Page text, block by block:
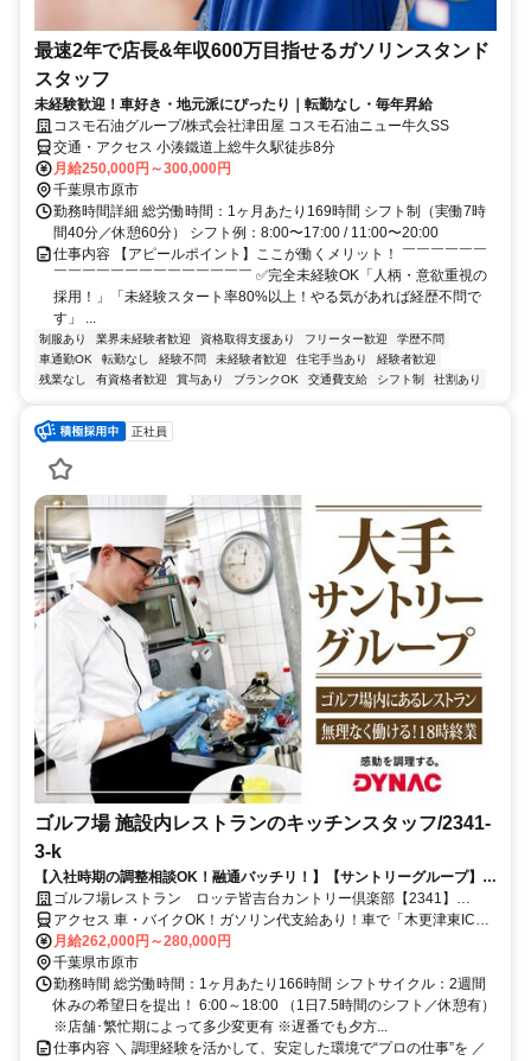
最速2年で店長&年収600万目指せるガソリンスタンド
スタッフ
未経験歓迎！車好き・地元派にぴったり｜転勤なし・毎年昇給
コスモ石油グループ/株式会社津田屋 コスモ石油ニュー牛久SS
交通・アクセス 小湊鐵道上総牛久駅徒歩8分
月給250,000円～300,000円
千葉県市原市
勤務時間詳細 総労働時間：1ヶ月あたり169時間 シフト制（実働7時
間40分／休憩60分） シフト例：8:00〜17:00 / 11:00〜20:00
仕事内容 【アピールポイント】ここが働くメリット！ ￣￣￣￣￣￣
￣￣￣￣￣￣￣￣￣￣￣￣￣￣ ✅完全未経験OK「人柄・意欲重視の
採用！」「未経験スタート率80%以上！やる気があれば経歴不問で
す」 ...
制服あり 業界未経験者歓迎 資格取得支援あり フリーター歓迎
学歴不問
車通勤OK
転勤なし 経験不問 未経験者歓迎 住宅手当あり
経験者歓迎
残業なし
有資格者歓迎 賞与あり ブランクOK 交通費支給 シフト制 社割あり
正社員
ゴルフ場 施設内レストランのキッチンスタッフ/2341-
3-k
【入社時期の調整相談OK！融通バッチリ！】【サントリーグループ】キ
ッチン経験を“仕事”に変える。料理に集中できる環境で安定したキャリ
アを築く◎
ゴルフ場レストラン ロッテ皆吉台カントリー倶楽部【2341】
【社】
アクセス 車・バイクOK！ガソリン代支給あり！車で「木更津東IC」
～約17分、「市原IC」～約30分、「五井駅」～約30分
月給262,000円～280,000円
千葉県市原市
勤務時間 総労働時間：1ヶ月あたり166時間 シフトサイクル：2週間
休みの希望日を提出！ 6:00～18:00 （1日7.5時間のシフト／休憩有）
※店舗･繁忙期によって多少変更有 ※遅番でも夕方...
仕事内容 ＼ 調理経験を活かして、安定した環境で“プロの仕事”を ／